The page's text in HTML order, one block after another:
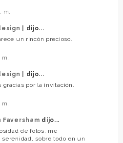
m.
|
dijo...
un rincón precioso.
m.
|
dijo...
gracias por la invitación.
m.
dijo...
de fotos, me
sobre todo en un